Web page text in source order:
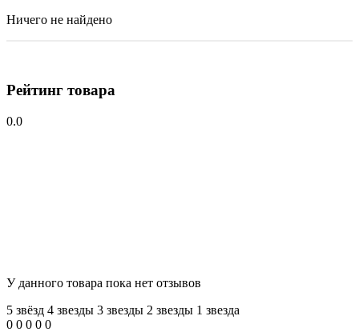
Ничего не найдено
Рейтинг товара
0.0
У данного товара пока нет отзывов
5 звёзд 4 звeзды 3 звeзды 2 звeзды 1 звeзда
0 0 0 0 0